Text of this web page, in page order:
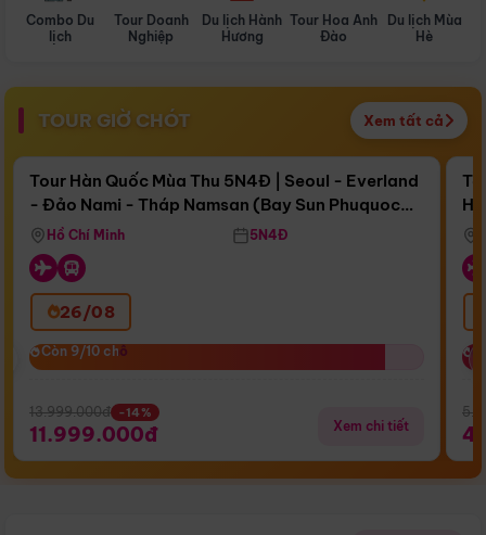
Combo Du
lịch
Tour Doanh
Nghiệp
Du lịch Hành
Hương
Tour Hoa Anh
Đào
Du lịch Mùa
Hè
TOUR GIỜ CHÓT Xem tất cả
Còn17 ngày 13:09:41
Bay Sun Phuquoc Airways
Điểm nổi bật
Tour Hàn Quốc Mùa Thu 5N4Đ | Seoul - Everland
- Đảo Nami - Tháp Namsan (Bay Sun Phuquoc
Airways)
Hồ Chí Minh 5N4Đ
26/08
Còn 9/10 chỗ
Còn 9/10 chỗ
13.999.000đ -14%
11.999.000đ Xem chi tiết